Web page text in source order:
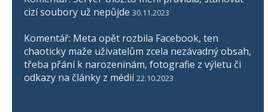
cizí soubory už nepůjde 30.11.2023
Komentář: Meta opět rozbila Facebook, ten
chaoticky maže uživatelům zcela nezávadný obsah,
třeba přání k narozeninám, fotografie z výletu či
odkazy na články z médií 22.10.2023